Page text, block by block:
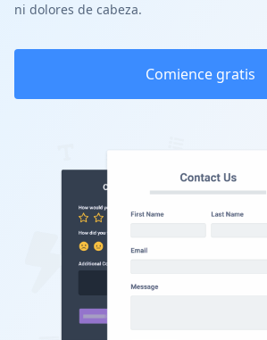
ni dolores de cabeza.
Comience gratis